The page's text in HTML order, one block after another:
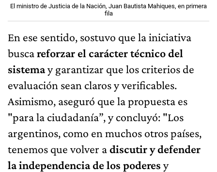
El ministro de Justicia de la Nación, Juan Bautista Mahiques, en primera
fila
En ese sentido, sostuvo que la iniciativa
buscareforzar el carácter técnico del
sistemay garantizar que los criterios de
evaluación sean claros y verificables.
Asimismo, aseguró que la propuesta es
"para la ciudadanía”, y concluyó: "Los
argentinos, como en muchos otros países,
tenemos que volver adiscutir y defender
la independencia de los poderes y